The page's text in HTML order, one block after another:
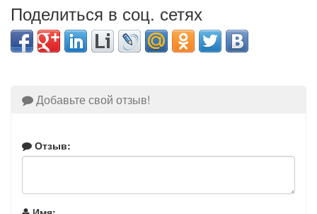
Поделиться в соц. сетях
Добавьте свой отзыв!
Отзыв: